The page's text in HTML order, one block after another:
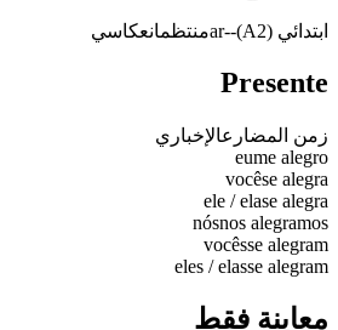
ابتدائي (A2) -
-ar منتظمانعكاسي
Presente
زمن المضارعالإخباري
eume alegro
vocêse alegra
ele / elase alegra
nósnos alegramos
vocêsse alegram
eles / elasse alegram
معاينة فقط